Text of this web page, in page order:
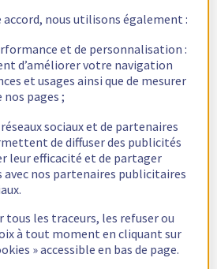
accord, nous utilisons également :
et de personnalisation :
d’améliorer votre navigation
et usages ainsi que de mesurer
pages ;
sociaux et de partenaires
de diffuser des publicités
leur efficacité et de partager
avec nos partenaires publicitaires
tous les traceurs, les refuser ou
à tout moment en cliquant sur
» accessible en bas de page.